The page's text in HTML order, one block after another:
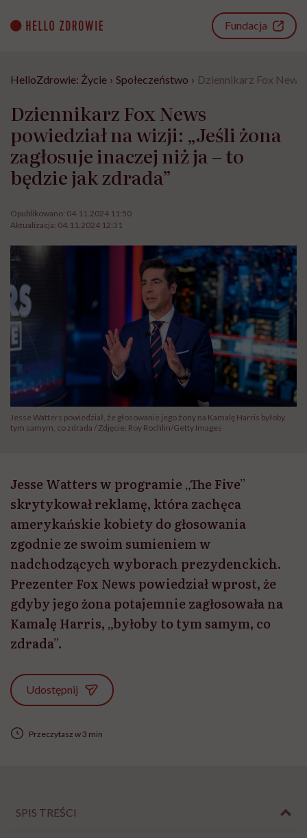
content
Fundacja
HelloZdrowie: Życie › Społeczeństwo › Dziennikarz Fox News
Dziennikarz Fox News
powiedział na wizji: „Jeśli żona
zagłosuje inaczej niż ja – to
będzie jak zdrada”
Opublikowano: 04.11.2024 11:50
Aktualizacja: 04.11.2024 12:31
Jesse Watters powiedział, że głosowanie jego żony na Kamalę Harris byłoby
tym samym, co zdrada / Zdjęcie: Roy Rochlin/Getty Images
Jesse Watters w programie „The Five”
skrytykował reklamę, która zachęca
amerykańskie kobiety do głosowania
zgodnie ze swoim sumieniem w
nadchodzących wyborach prezydenckich.
Prezenter Fox News powiedział wprost, że
gdyby jego żona potajemnie zagłosowała na
Kamalę Harris, „byłoby to tym samym, co
zdrada”.
Udostępnij
Przeczytasz w 3 min
SPIS TREŚCI